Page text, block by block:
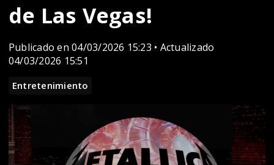
de Las Vegas!
Publicado en 04/03/2026 15:23 • Actualizado
04/03/2026 15:51
Entretenimiento